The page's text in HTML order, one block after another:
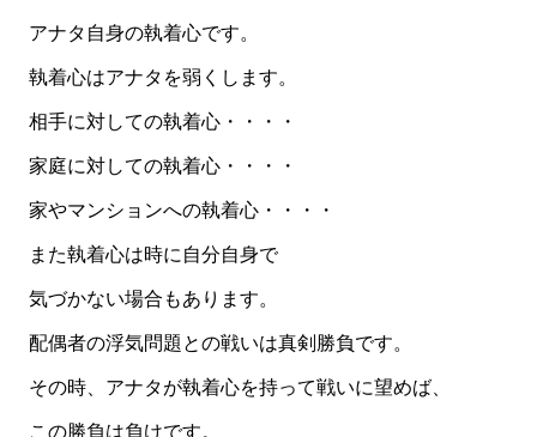
アナタ自身の執着心です。
執着心はアナタを弱くします。
相手に対しての執着心・・・・
家庭に対しての執着心・・・・
家やマンションへの執着心・・・・
また執着心は時に自分自身で
気づかない場合もあります。
配偶者の浮気問題との戦いは真剣勝負です。
その時、アナタが執着心を持って戦いに望めば、
この勝負は負けです。